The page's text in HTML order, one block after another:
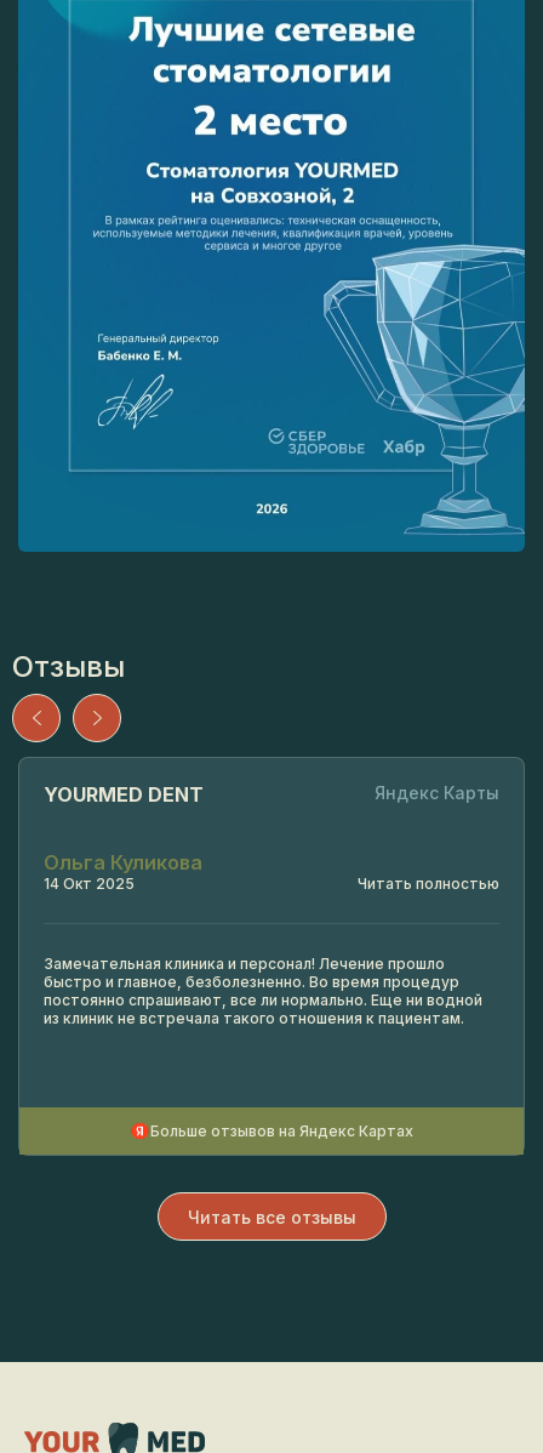
Отзывы
YOURMED DENT Яндекс Карты
Ольга Куликова
14 Окт 2025 Читать полностью
Замечательная клиника и персонал! Лечение прошло
быстро и главное, безболезненно. Во время процедур
постоянно спрашивают, все ли нормально. Еще ни водной
из клиник не встречала такого отношения к пациентам.
Больше отзывов на Яндекс Картах
Читать все отзывы